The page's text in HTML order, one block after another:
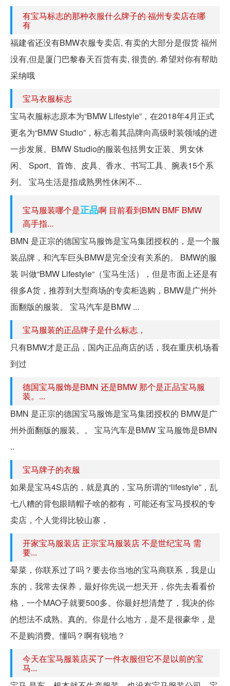
有宝马标志的那种衣服什么牌子的·福州专卖店在哪
有
福建省还没有BMW衣服专卖店, 有卖的大部分是假货 福州
没有,但是厦门巴黎春天百货有卖, 很贵的. 希望对你有帮助
采纳哦
宝马衣服标志
宝马衣服标志原本为“BMW Lifestyle”，在2018年4月正式
更名为“BMW Studio”，标志着其品牌向高级时装领域的进
一步发展。BMW Studio的服装包括男女正装、男女休
闲、 Sport、首饰、皮具、香水、书写工具、腕表15个系
列。 宝马生活是指成熟男性休闲不...
宝马服装哪个是正品啊 目前看到BMN BMF BMW
高手指...
BMN 是正宗的德国宝马服饰是宝马集团授权的，是一个服
装品牌，和汽车巨头BMW是完全没有关系的。 BMW的服
装 叫做“BMW Lifestyle“（宝马生活），但是市面上还是有
很多A货，推荐到大型商场的专卖柜选购，BMW是广州外
面翻版的服装。 宝马汽车是BMW ...
宝马服装的正品牌子是什么标志，
只有BMW才是正品，国内正品商店的话，我在重庆机场看
到过
德国宝马服饰是BMN 还是BMW 那个是正品宝马服
装。...
BMN 是正宗的德国宝马服饰是宝马集团授权的 BMW是广
州外面翻版的服装。。 宝马汽车是BMW 宝马服饰是BMN
..
宝马牌子的衣服
如果是宝马4S店的，就是真的，宝马所谓的“lifestyle”，乱
七八糟的背包眼睛帽子啥的都有，可能还有宝马授权的专
卖店，个人觉得比较山寨，
开家宝马服装店 正宗宝马服装店 不是世纪宝马 需
要...
晕菜，你联系过了吗？要去你当地的宝马商联系，我是山
东的，我常去保养，最好你先说一想天开，你先去看看价
格，一个MAO子就要500多。你最好想清楚了，我决的你
的想法不成熟。真的。你是什么地方，是不是很豪华，是
不是购消费。懂吗？啊有锐地？
今天在宝马服装店买了一件衣服但它不是以前的宝
马...